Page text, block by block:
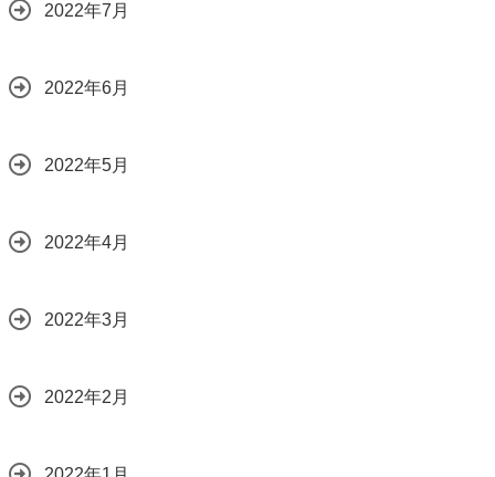
2022年7月
2022年6月
2022年5月
2022年4月
2022年3月
2022年2月